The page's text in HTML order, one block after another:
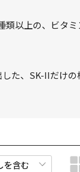
類以上の、ビタミ
た、SK-IIだけの